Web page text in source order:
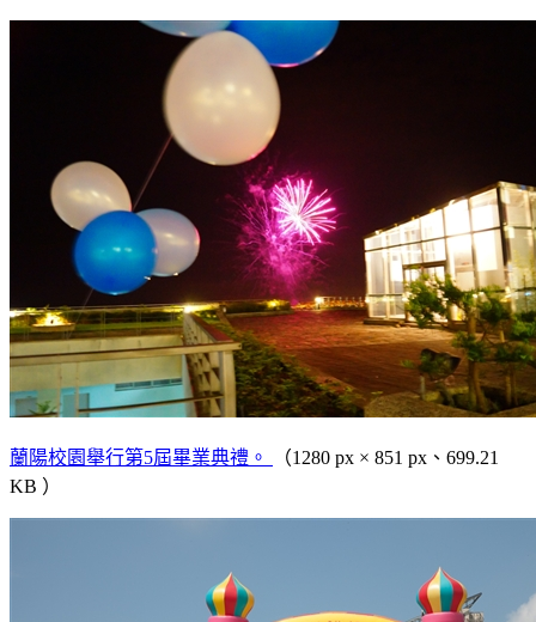
蘭陽校園舉行第5屆畢業典禮。
（1280 px × 851 px、699.21
KB ）